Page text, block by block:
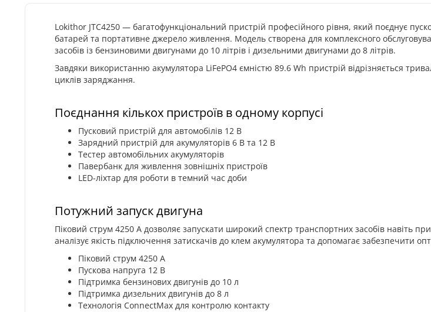
Lokithor JTC4250 — багатофункціональний пристрій професійного рівня, який поєднує
батарей та портативне джерело живлення. Модель створена для комплексного
засобів із бензиновими двигунами до 10 літрів і дизельними двигунами до 8 літрів.
Завдяки використанню акумулятора LiFePO4 ємністю 89.6 Wh пристрій відрізняється
циклів заряджання.
Поєднання кількох пристроїв в одному корпусі
Пусковий пристрій для автомобілів 12 В
Зарядний пристрій для акумуляторів 6 В та 12 В
Тестер автомобільних акумуляторів
Павербанк для живлення зовнішніх пристроїв
LED-ліхтар для роботи в темний час доби
Потужний запуск двигуна
Піковий струм 4250 А дозволяє запускати широкий спектр транспортних засобів навіть
аналізує якість підключення затискачів до клем акумулятора та допомагає забезпечити
Піковий струм 4250 А
Пускова напруга 12 В
Підтримка бензинових двигунів до 10 л
Підтримка дизельних двигунів до 8 л
Технологія ConnectMax для контролю контакту